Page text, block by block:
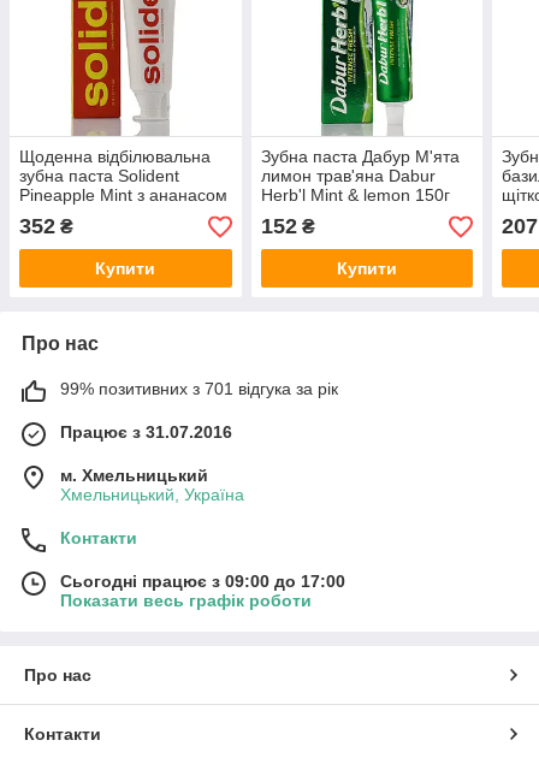
Щоденна відбілювальна
зубна паста Solident
Pineapple Mint з ананасом
і м’ятою, 90 г
352 ₴
Купити
Зубна паста Дабур М'ята
лимон трав'яна Dabur
Herb'l Mint & lemon 150г
152₴
Купити
,
207
Про нас
99% позитивних з 701 відгука за рік
Працює з 31.07.2016
м. Хмельницький
Хмельницький, Україна
Контакти
Сьогодні працює з 09:00 до 17:00
Показати весь графік роботи
Про нас
Контакти